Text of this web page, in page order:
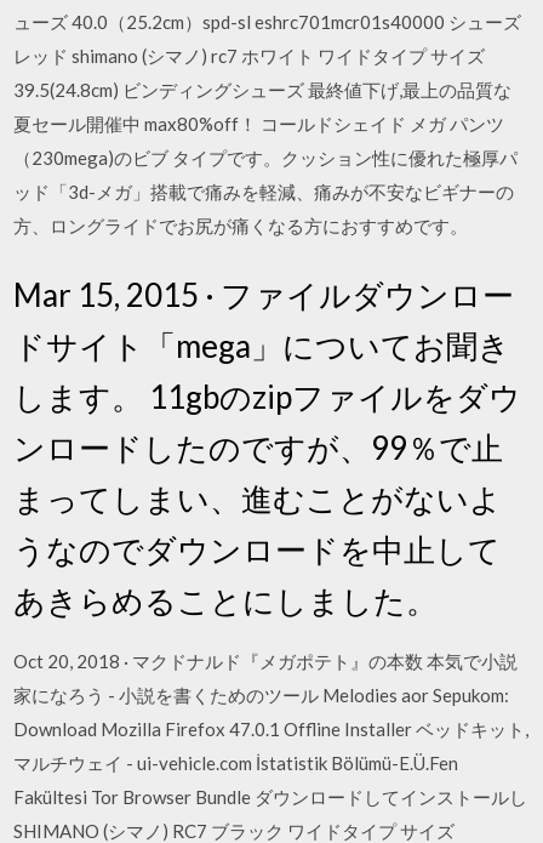
ューズ 40.0（25.2cm）spd-sl eshrc701mcr01s40000 シューズ
レッド shimano (シマノ) rc7 ホワイト ワイドタイプ サイズ
39.5(24.8cm) ビンディングシューズ 最終値下げ,最上の品質な
夏セール開催中 max80%off！ コールドシェイド メガ パンツ
（230mega)のビブ タイプです。クッション性に優れた極厚パ
ッド「3d-メガ」搭載で痛みを軽減、痛みが不安なビギナーの
方、ロングライドでお尻が痛くなる方におすすめです。
Mar 15, 2015 · ファイルダウンロー
ドサイト「mega」についてお聞き
します。 11gbのzipファイルをダウ
ンロードしたのですが、99％で止
まってしまい、進むことがないよ
うなのでダウンロードを中止して
あきらめることにしました。
Oct 20, 2018 · マクドナルド『メガポテト』の本数 本気で小説
家になろう - 小説を書くためのツール Melodies aor Sepukom:
Download Mozilla Firefox 47.0.1 Offline Installer ベッドキット,
マルチウェイ - ui-vehicle.com İstatistik Bölümü-E.Ü.Fen
Fakültesi Tor Browser Bundle ダウンロードしてインストールし
SHIMANO (シマノ) RC7 ブラック ワイドタイプ サイズ